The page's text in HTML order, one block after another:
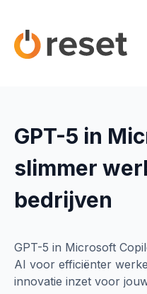
GPT-5 in
slimmer
bedrijven
GPT-5 in Microsoft
AI voor efficiënter
innovatie inzet voor